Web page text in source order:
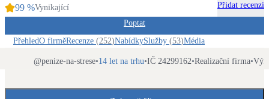
Klimatizace pro vytápění
Obálka budovy
99 %Vynikající
Přidat recenzi
Poptat
PřehledO firměRecenze (252)NabídkySlužby (53)Média
@penize-na-strese•14 let na trhu•IČ 24299162•Realizační firma•